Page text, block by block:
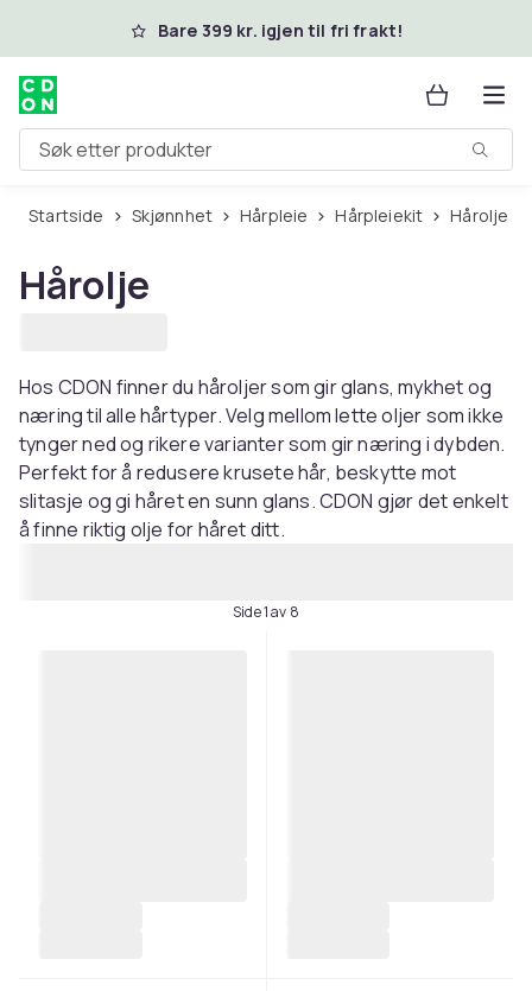
Hopp til hovedinnholdBare 399 kr. igjen til fri frakt!
Søk etter produkter
Startside Skjønnhet Hårpleie Hårpleiekit Hårolje
Hårolje
Hos CDON finner du håroljer som gir glans, mykhet og
næring til alle hårtyper. Velg mellom lette oljer som ikke
tynger ned og rikere varianter som gir næring i dybden.
Perfekt for å redusere krusete hår, beskytte mot
slitasje og gi håret en sunn glans. CDON gjør det enkelt
å finne riktig olje for håret ditt.
Side 1 av 8